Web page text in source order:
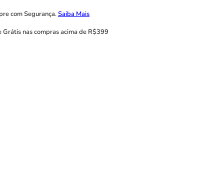
comSegurança.Saiba Mais
Grátis nas compras acima de R$399